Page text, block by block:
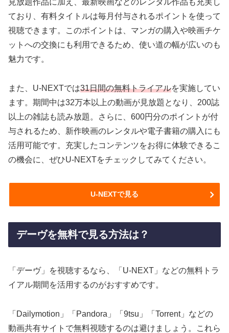
見放題作品に加え、最新映画などのレンタル作品も充実し
ており、有料タイトルは毎月付与されるポイントを使って
視聴できます。このポイントは、マンガの購入や映画チケ
ットへの交換にも利用できるため、使い道の幅が広いのも
魅力です。
また、U-NEXTでは31日間の無料トライアルを実施してい
ます。期間中は32万本以上の動画が見放題となり、200誌
以上の雑誌も読み放題。さらに、600円分のポイントが付
与されるため、新作映画のレンタルや電子書籍の購入にも
活用可能です。充実したコンテンツをお得に体験できるこ
の機会に、ぜひU-NEXTをチェックしてみてください。
U-NEXTで見る
デーヴを無料で見る方法は？
「デーヴ」を視聴するなら、「U-NEXT」などの無料トラ
イアル期間を活用するのがおすすめです。
「Dailymotion」「Pandora」「9tsu」「Torrent」などの
動画共有サイトで無料視聴するのは避けましょう。これら